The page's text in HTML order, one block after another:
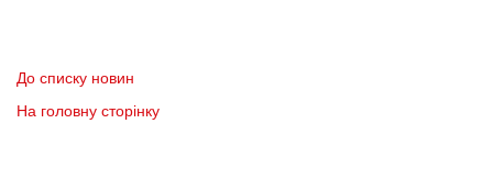
До списку новин
На головну сторінку